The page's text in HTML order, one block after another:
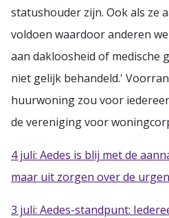
statushouder zijn. Ook als ze
voldoen waardoor anderen
aan dakloosheid of medische
niet gelijk behandeld.'
huurwoning zou voor
de vereniging voor
4 juli: Aedes is blij met de
maar uit zorgen over de
3 juli: Aedes-standpunt: